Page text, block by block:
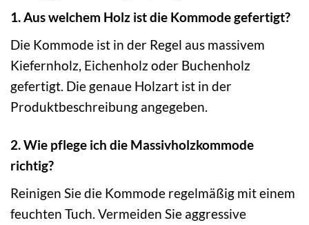
1. Aus welchem Holz ist die Kommode gefertigt?
Die Kommode ist in der Regel aus massivem
Kiefernholz, Eichenholz oder Buchenholz
gefertigt. Die genaue Holzart ist in der
Produktbeschreibung angegeben.
2. Wie pflege ich die Massivholzkommode
richtig?
Reinigen Sie die Kommode regelmäßig mit einem
feuchten Tuch. Vermeiden Sie aggressive